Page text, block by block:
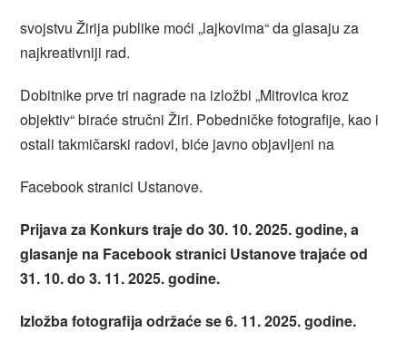
svojstvu Žirija publike moći „lajkovima“ da glasaju za
najkreativniji rad.
Dobitnike prve tri nagrade na izložbi „Mitrovica kroz
objektiv“ biraće stručni Žiri. Pobedničke fotografije, kao i
ostali takmičarski radovi, biće javno objavljeni na
Facebook stranici Ustanove.
Prijava za Konkurs traje do 30. 10. 2025. godine, a
glasanje na Facebook stranici Ustanove trajaće od
31. 10. do 3. 11. 2025. godine.
Izložba fotografija održaće se 6. 11. 2025. godine.